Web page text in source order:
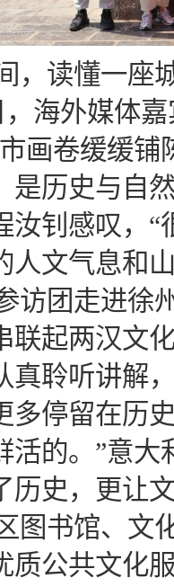
，读懂一座
，海外媒体
画卷缓缓
是历史与自
汝钊感叹，
人文气息和
访团走进徐
联起两汉文
真聆听讲解
多停留在历
活的。”意
历史，更让
图书馆、文
质公共文化